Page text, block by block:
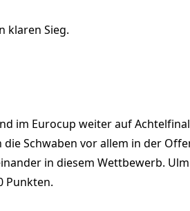
klaren Sieg.
im Eurocup weiter auf
Schwaben vor allem in der
in diesem Wettbewerb.
Punkten.